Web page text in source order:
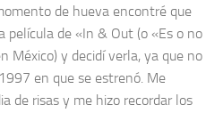
de hueva encontré que
película de «In & Out (o «Es o no
México) y decidí verla, ya que no
en que se estrenó. Me
de risas y me hizo recordar los